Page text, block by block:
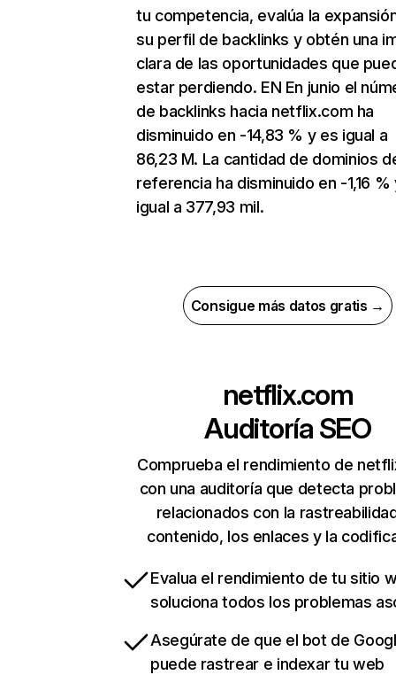
tu competencia, evalúa la
su perfil de backlinks y obtén una
clara de las oportunidades que
estar perdiendo. EN En junio el
de backlinks hacia netflix.com ha
disminuido en -14,83 % y es igual a
86,23 M. La cantidad de dominios
referencia ha disminuido en -1,16 %
igual a 377,93 mil.
Consigue más datos gratis →
netflix.com
Auditoría SEO
Comprueba el rendimiento de
con una auditoría que detecta
relacionados con la
contenido, los enlaces y la
Evalua el rendimiento de tu sitio
soluciona todos los problemas
Asegúrate de que el bot de
puede rastrear e indexar tu web